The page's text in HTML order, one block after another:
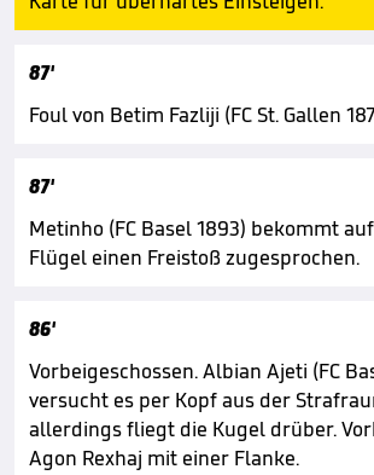
87'
Foul von Betim Fazliji (FC St. Gallen
87'
Metinho (FC Basel 1893) bekommt
Flügel einen Freistoß zugesprochen.
86'
Vorbeigeschossen. Albian Ajeti (FC
versucht es per Kopf aus der
allerdings fliegt die Kugel drüber.
Agon Rexhaj mit einer Flanke.